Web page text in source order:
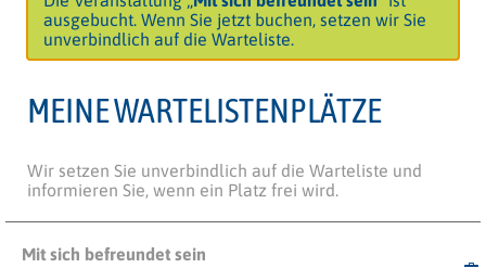
ausgebucht. Wenn Sie jetzt buchen, setzen wir Sie
unverbindlich auf die Warteliste.
MEINE WARTELISTENPLÄTZE
Wir setzen Sie unverbindlich auf die Warteliste und
informieren Sie, wenn ein Platz frei wird.
Mit sich befreundet sein